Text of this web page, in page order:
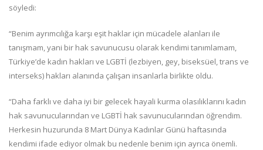
söyledi:
“Benim ayrımcılığa karşı eşit haklar için mücadele alanları ile
tanışmam, yani bir hak savunucusu olarak kendimi tanımlamam,
Türkiye’de kadın hakları ve LGBTİ (lezbiyen, gey, biseksüel, trans ve
interseks) hakları alanında çalışan insanlarla birlikte oldu.
“Daha farklı ve daha iyi bir gelecek hayali kurma olasılıklarını kadın
hak savunucularından ve LGBTİ hak savunucularından öğrendim.
Herkesin huzurunda 8 Mart Dünya Kadınlar Günü haftasında
kendimi ifade ediyor olmak bu nedenle benim için ayrıca önemli.